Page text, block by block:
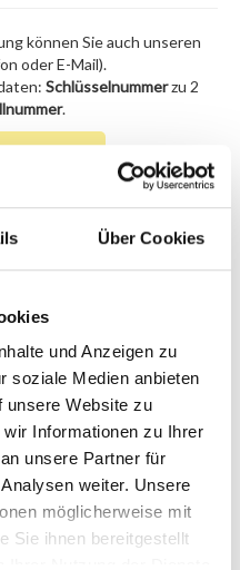
Über Cookies
und Anzeigen zu
soziale Medien anbieten
unsere Website zu
Informationen zu Ihrer
unsere Partner für
weiter. Unsere
möglicherweise mit
Sie ihnen bereitgestellt
können Sie auch unseren
oder E-Mail).
Schlüsselnummerzu 2
.
»
48653, DE